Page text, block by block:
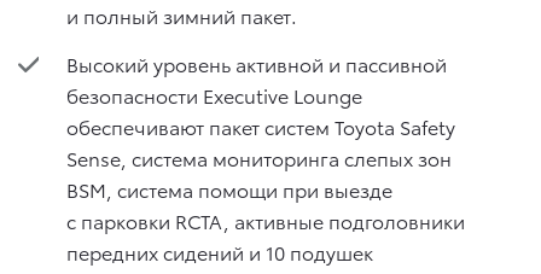
и полный зимний пакет.
Высокий уровень активной и пассивной
безопасности Executive Lounge
обеспечивают пакет систем Toyota Safety
Sense, система мониторинга слепых зон
BSM, система помощи при выезде
с парковки RCTA, активные подголовники
передних сидений и 10 подушек